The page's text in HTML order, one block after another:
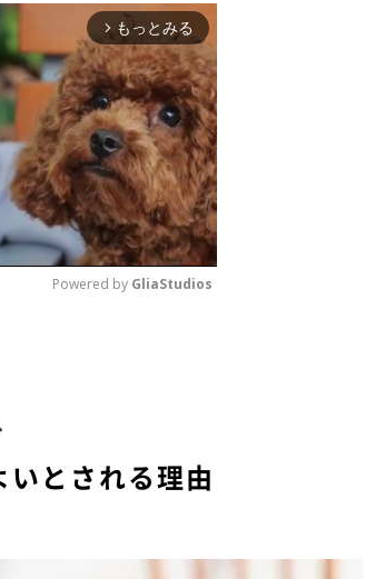
arrow_forward_ios もっとみる
Powered by GliaStudios
とされる理由